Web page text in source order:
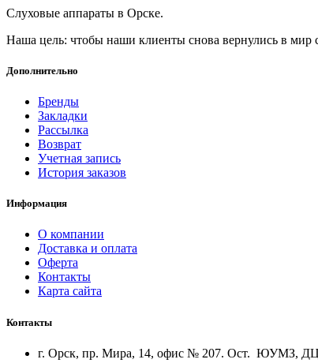
Слуховые аппараты в Орске.
Наша цель: чтобы наши клиенты снова вернулись в мир
Дополнительно
Бренды
Закладки
Рассылка
Возврат
Учетная запись
История заказов
Информация
О компании
Доставка и оплата
Оферта
Контакты
Карта сайта
Контакты
г. Орск, пр. Мира, 14, офис № 207. Ост. ЮУМЗ,